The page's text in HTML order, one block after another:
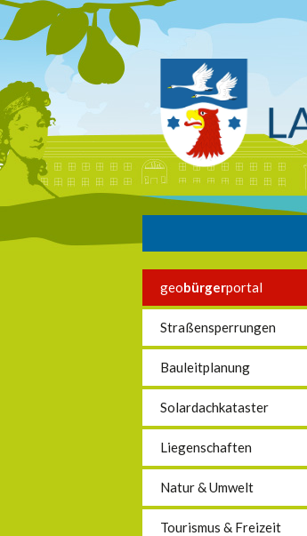
geobürgerportal
Straßensperrungen
Bauleitplanung
Solardachkataster
Liegenschaften
Natur & Umwelt
Tourismus & Freizeit